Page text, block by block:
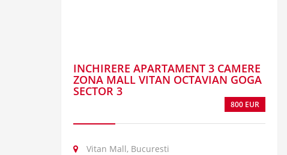
INCHIRERE APARTAMENT 3 CAMERE
ZONA MALL VITAN OCTAVIAN GOGA
SECTOR 3
800 EUR
Vitan Mall, Bucuresti